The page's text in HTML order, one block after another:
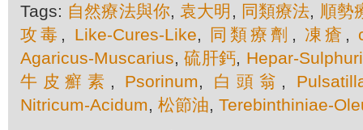
Tags: 自然療法與你,袁大明 , 同類療法, 順勢
攻毒 , Like-Cures-Like, 同類療劑 , 凍瘡 ,
Agaricus-Muscarius,硫肝鈣, Hepar-
牛皮癬素 , Psorinum, 白頭翁 ,
Nitricum-Acidum, 松節油, Terebinthiniae-